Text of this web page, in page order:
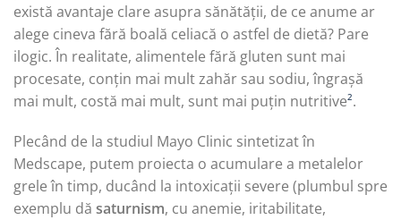
există avantaje clare asupra sănătății, de ce anume ar
alege cineva fără boală celiacă o astfel de dietă? Pare
ilogic. În realitate, alimentele fără gluten sunt mai
procesate, conțin mai mult zahăr sau sodiu, îngrașă
mai mult, costă mai mult, sunt mai puțin nutritive².
Plecând de la studiul Mayo Clinic sintetizat în
Medscape, putem proiecta o acumulare a metalelor
grele în timp, ducând la intoxicații severe (plumbul spre
exemplu dă saturnism, cu anemie, iritabilitate,